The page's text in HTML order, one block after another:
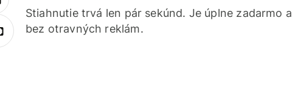
Stiahnutie trvá len pár sekúnd. Je úplne zadarmo a
bez otravných reklám.